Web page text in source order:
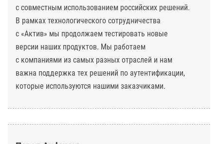
с совместным использованием российских решений.
В рамках технологического сотрудничества
с «Актив» мы продолжаем тестировать новые
версии наших продуктов. Мы работаем
с компаниями из самых разных отраслей и нам
важна поддержка тех решений по аутентификации,
которые используются нашими заказчиками.